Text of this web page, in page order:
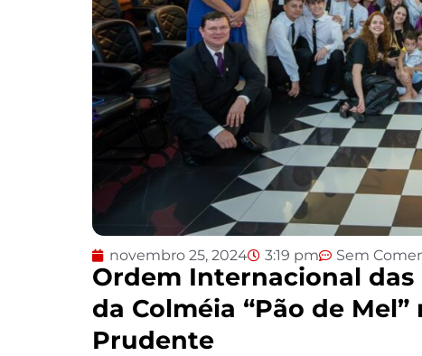
novembro 25, 2024 3:19 pm Sem
Ordem Internacional das
da Colméia “Pão de
Prudente